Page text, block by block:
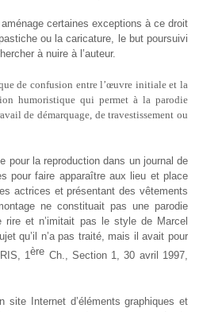
certaines exceptions à ce droit
ou la caricature, le but poursuivi
à nuire à l’auteur.
de confusion entre l’œuvre initiale et la
humoristique qui permet à la parodie
de démarquage, de travestissement ou
pour la reproduction dans un journal de
pour faire apparaître aux lieu et place
actrices et présentant des vêtements
ne constituait pas une parodie
rire et n’imitait pas le style de Marcel
qu’il n’a pas traité, mais il avait pour
1ère Ch., Section 1, 30 avril 1997,
site Internet d’éléments graphiques et